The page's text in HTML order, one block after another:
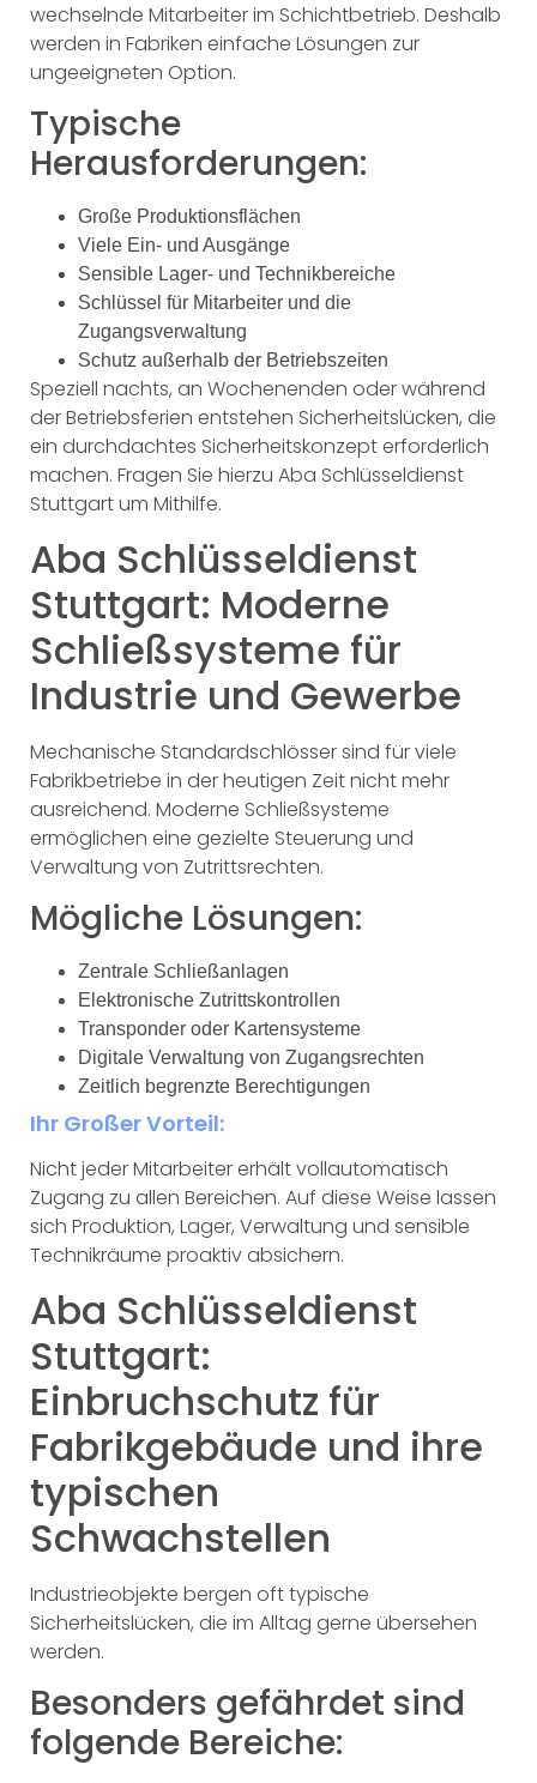
wechselnde Mitarbeiter im Schichtbetrieb. Deshalb
werden in Fabriken einfache Lösungen zur
ungeeigneten Option.
Typische
Herausforderungen:
Große Produktionsflächen
Viele Ein- und Ausgänge
Sensible Lager- und Technikbereiche
Schlüssel für Mitarbeiter und die
Zugangsverwaltung
Schutz außerhalb der Betriebszeiten
Speziell nachts, an Wochenenden oder während
der Betriebsferien entstehen Sicherheitslücken, die
ein durchdachtes Sicherheitskonzept erforderlich
machen. Fragen Sie hierzu Aba Schlüsseldienst
Stuttgart um Mithilfe.
Aba Schlüsseldienst
Stuttgart: Moderne
Schließsysteme für
Industrie und Gewerbe
Mechanische Standardschlösser sind für viele
Fabrikbetriebe in der heutigen Zeit nicht mehr
ausreichend. Moderne Schließsysteme
ermöglichen eine gezielte Steuerung und
Verwaltung von Zutrittsrechten.
Mögliche Lösungen:
Zentrale Schließanlagen
Elektronische Zutrittskontrollen
Transponder oder Kartensysteme
Digitale Verwaltung von Zugangsrechten
Zeitlich begrenzte Berechtigungen
Ihr Großer Vorteil:
Nicht jeder Mitarbeiter erhält vollautomatisch
Zugang zu allen Bereichen. Auf diese Weise lassen
sich Produktion, Lager, Verwaltung und sensible
Technikräume proaktiv absichern.
Aba Schlüsseldienst
Stuttgart:
Einbruchschutz für
Fabrikgebäude und ihre
typischen
Schwachstellen
Industrieobjekte bergen oft typische
Sicherheitslücken, die im Alltag gerne übersehen
werden.
Besonders gefährdet sind
folgende Bereiche: